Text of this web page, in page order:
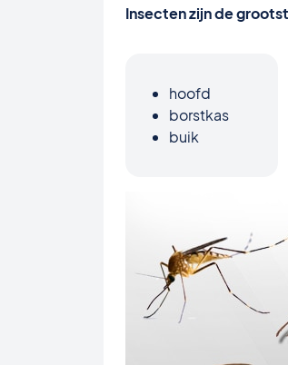
Insecten zijn de
hoofd
borstkas
buik